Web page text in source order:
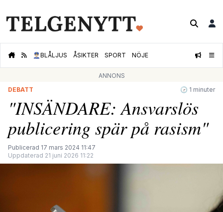
👮🏻‍♂️BLÅLJUS ÅSIKTER SPORT NÖJE
ANNONS
DEBATT
🕝 1 minuter
"INSÄNDARE: Ansvarslös
publicering spär på rasism"
Publicerad 17 mars 2024 11:47
Uppdaterad 21 juni 2026 11:22